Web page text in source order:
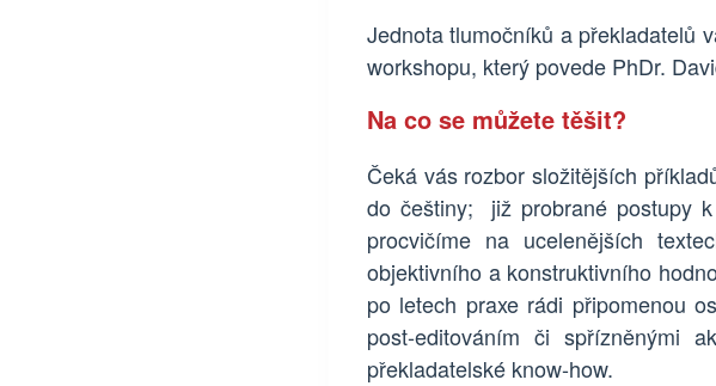
Jednota tlumočníků a překladatelů
workshopu, který povede PhDr.
Na co se můžete těšit?
Čeká vás rozbor složitějších
do češtiny; již probrané postupy
procvičíme na ucelenějších
objektivního a konstruktivního
po letech praxe rádi připomenou
post-editováním či spřízněnými
překladatelské know-how.